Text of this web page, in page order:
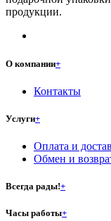
продукции.
О компании+
Контакты
Услуги+
Оплата и
Обмен и
Всегда рады!+
Часы работы+